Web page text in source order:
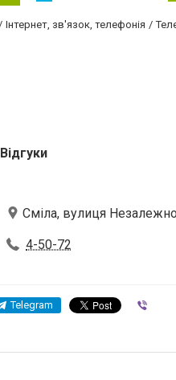
Інтернет, зв'язок, телефонія
Відгуки
Сміла, вулиця
4-50-72
Telegram